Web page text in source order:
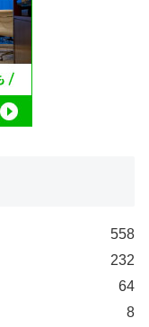
558
232
64
8